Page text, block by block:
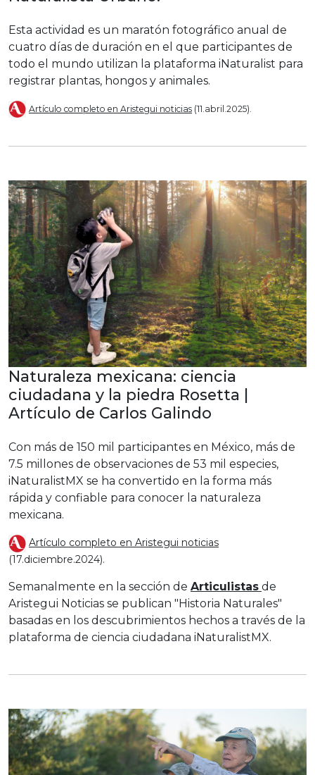
Esta actividad es un maratón fotográfico anual de
cuatro días de duración en el que participantes de
todo el mundo utilizan la plataforma iNaturalist para
registrar plantas, hongos y animales.
Artículo completo en Aristegui noticias (11.abril.2025).
Naturaleza mexicana: ciencia
ciudadana y la piedra Rosetta |
Artículo de Carlos Galindo
Con más de 150 mil participantes en México, más de
7.5 millones de observaciones de 53 mil especies,
iNaturalistMX se ha convertido en la forma más
rápida y confiable para conocer la naturaleza
mexicana.
Artículo completo en Aristegui noticias
(17.diciembre.2024).
Semanalmente en la sección de Articulistas de
Aristegui Noticias se publican "Historia Naturales"
basadas en los descubrimientos hechos a través de la
plataforma de ciencia ciudadana iNaturalistMX.